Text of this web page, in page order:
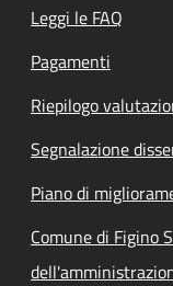
Leggi le FAQ
Pagamenti
Riepilogo
Segnalazione
Piano di
Comune di Figino